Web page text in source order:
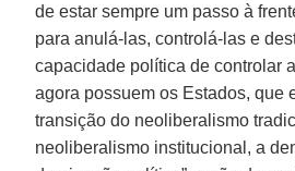
de estar sempre um passo à
para anulá-las, controlá-las e
capacidade política de controlar
agora possuem os Estados, que
transição do neoliberalismo
neoliberalismo institucional, a